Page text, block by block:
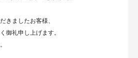
きましたお客様、
御礼申し上げます。